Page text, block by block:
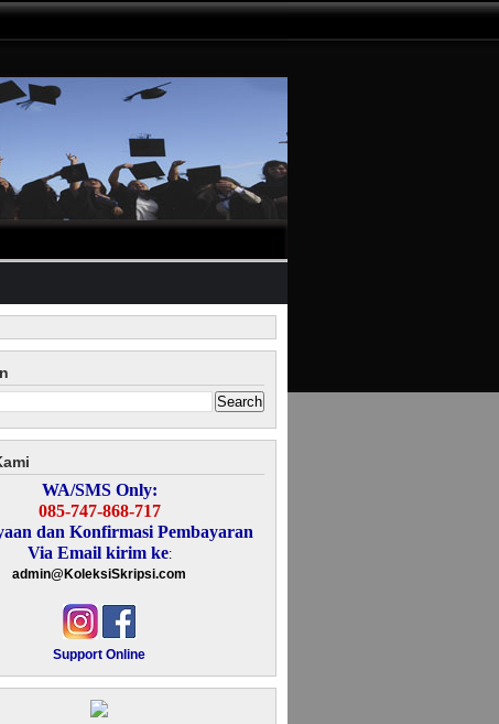
WA/SMS Only:
085-747-868-717
dan Konfirmasi Pembayaran
Via Email kirim ke:
admin@KoleksiSkripsi.com
Support Online